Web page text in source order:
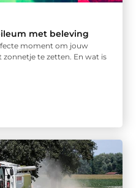
met beleving
moment om jouw
zonnetje te zetten. En wat is